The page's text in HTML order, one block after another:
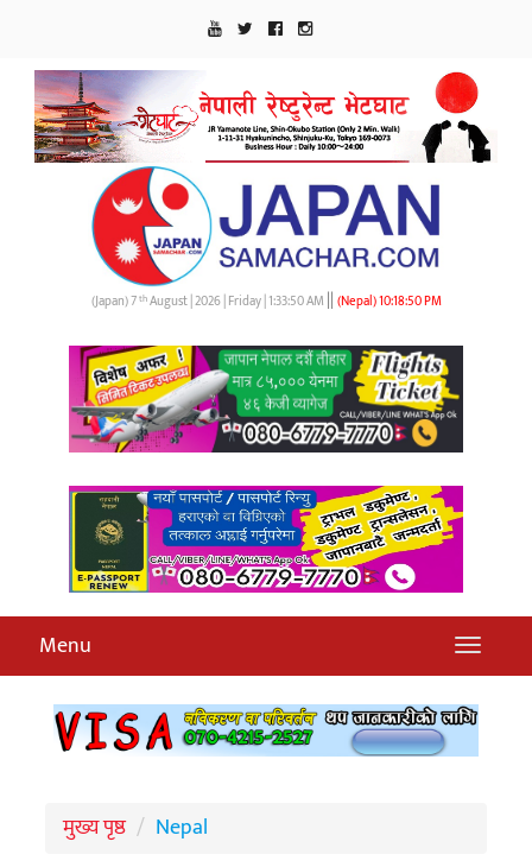
(Japan) 7thAugust | 2026 | Friday |1:33:51 AM || (Nepal)10:18:51 PM
Menu
मुख्य पृष्ठ Nepal